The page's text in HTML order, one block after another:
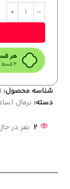
هر
۴ قسط ماهانه. بدون سود، چک و ضامن.
شناسه محصول:
دسته: نرمال
2 نفر در